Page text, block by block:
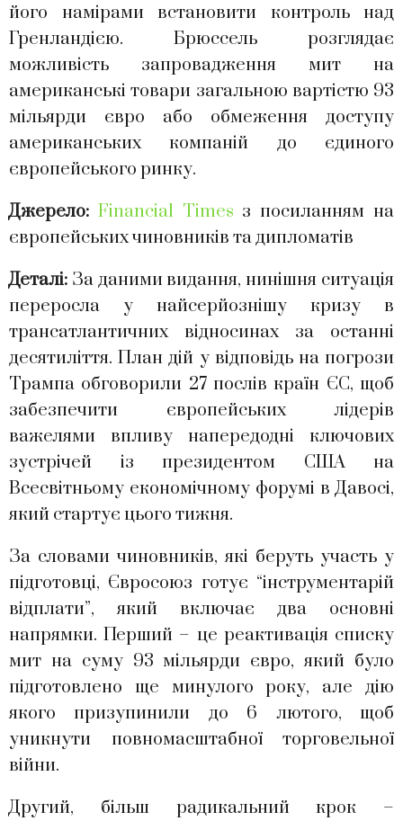
його намірами встановити контроль над
Гренландією. Брюссель розглядає
можливість запровадження мит на
американські товари загальною вартістю 93
мільярди євро або обмеження доступу
американських компаній до єдиного
європейського ринку.
Джерело: Financial Times з посиланням на
європейських чиновників та дипломатів
Деталі: За даними видання, нинішня ситуація
переросла у найсерйознішу кризу в
трансатлантичних відносинах за останні
десятиліття. План дій у відповідь на погрози
Трампа обговорили 27 послів країн ЄС, щоб
забезпечити європейських лідерів
важелями впливу напередодні ключових
зустрічей із президентом США на
Всесвітньому економічному форумі в Давосі,
який стартує цього тижня.
За словами чиновників, які беруть участь у
підготовці, Євросоюз готує “інструментарій
відплати”, який включає два основні
напрямки. Перший – це реактивація списку
мит на суму 93 мільярди євро, який було
підготовлено ще минулого року, але дію
якого призупинили до 6 лютого, щоб
уникнути повномасштабної торговельної
війни.
Другий, більш радикальний крок –